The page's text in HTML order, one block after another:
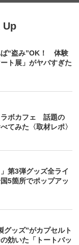
Up
ば“盗み”OK！ 体験
ト展」がヤバすぎた
ラボカフェ 話題の
てみた〈取材レポ〉
第3弾グッズ全ライ
5箇所でポップアッ
グッズ”がカプセルト
効いた「トートバッ